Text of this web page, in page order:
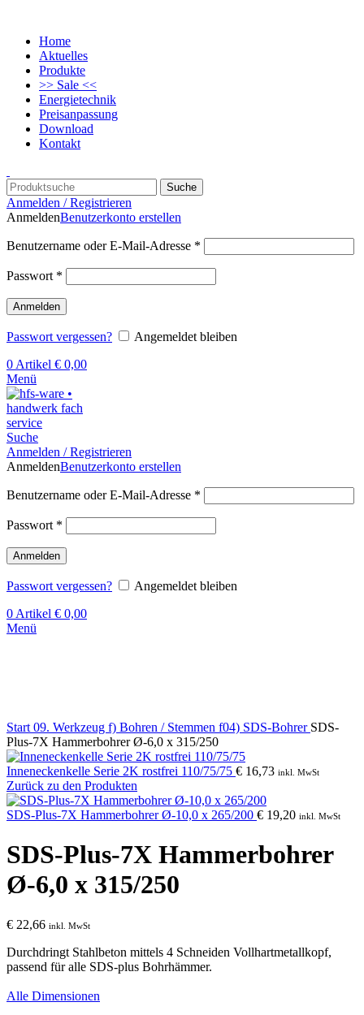
Home
Aktuelles
Produkte
>> Sale <<
Energietechnik
Preisanpassung
Download
Kontakt
Suche
Anmelden / Registrieren
AnmeldenBenutzerkonto erstellen
Benutzername oder E-Mail-Adresse *
Passwort *
Anmelden
Passwort vergessen?
Angemeldet bleiben
0 Artikel € 0,00
Menü
Suche
Anmelden / Registrieren
AnmeldenBenutzerkonto erstellen
Benutzername oder E-Mail-Adresse *
Passwort *
Anmelden
Passwort vergessen?
Angemeldet bleiben
0 Artikel € 0,00
Menü
Start 09. Werkzeug f) Bohren / Stemmen f04) SDS-Bohrer SDS-
Plus-7X Hammerbohrer Ø-6,0 x 315/250
Inneneckenkelle Serie 2K rostfrei 110/75/75 € 16,73 inkl. MwSt
Zurück zu den Produkten
SDS-Plus-7X Hammerbohrer Ø-10,0 x 265/200 € 19,20 inkl. MwSt
SDS-Plus-7X Hammerbohrer
Ø-6,0 x 315/250
€ 22,66 inkl. MwSt
Durchdringt Stahlbeton mittels 4 Schneiden Vollhartmetallkopf,
passend für alle SDS-plus Bohrhämmer.
Alle Dimensionen